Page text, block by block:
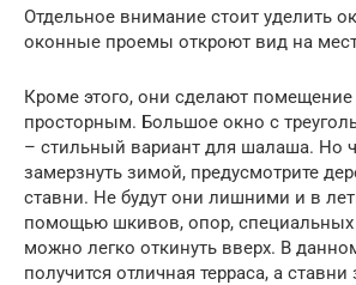
Отдельное внимание стоит уделить
оконные проемы откроют вид на
Кроме этого, они сделают
просторным. Большое окно с
– стильный вариант для шалаша. Но
замерзнуть зимой, предусмотрите
ставни. Не будут они лишними и в
помощью шкивов, опор, специальных
можно легко откинуть вверх. В
получится отличная терраса, а ставни